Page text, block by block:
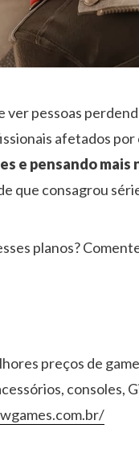
ver pessoas
afetados
e pensando
que consagrou
planos?
preços de
consoles,